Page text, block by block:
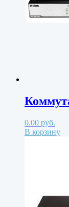
0.00 руб.
В корзину